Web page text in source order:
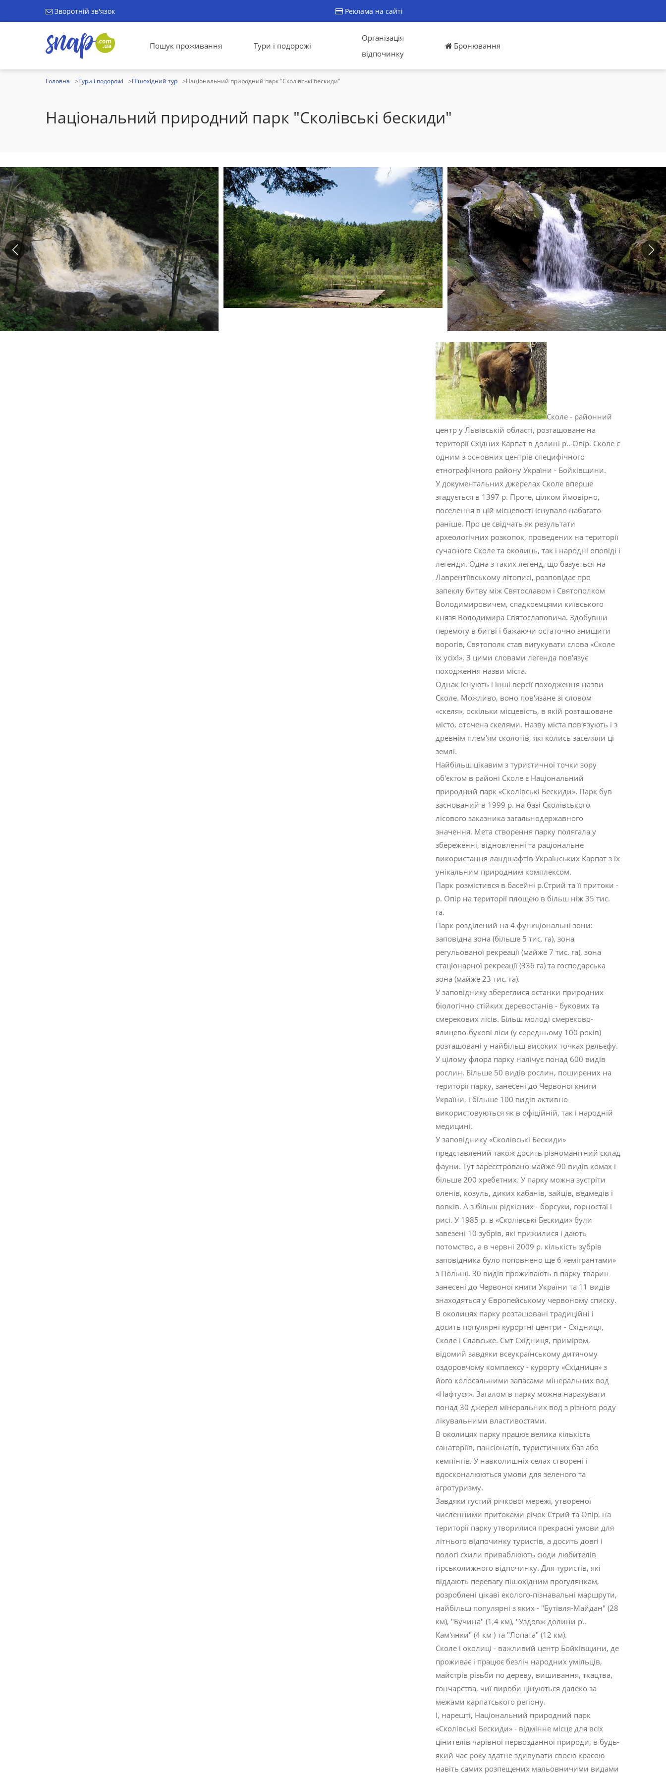
Зворотній зв'язок Реклама на сайті
Пошук проживання Тури і подорожі
Організація
відпочинку
Бронювання
Головна Тури і подорожі Пішохідний тур Національний природний парк "Сколівські бескиди"
Національний природний парк "Сколівські бескиди"
Сколе - районний
центр у Львівській області, розташоване на
території Східних Карпат в долині р.. Опір. Сколе є
одним з основних центрів специфічного
етнографічного району України - Бойківщини.
У документальних джерелах Сколе вперше
згадується в 1397 р. Проте, цілком ймовірно,
поселення в цій місцевості існувало набагато
раніше. Про це свідчать як результати
археологічних розкопок, проведених на території
сучасного Сколе та околиць, так і народні оповіді і
легенди. Одна з таких легенд, що базується на
Лаврентіївському літописі, розповідає про
запеклу битву між Святославом і Святополком
Володимировичем, спадкоємцями київського
князя Володимира Святославовича. Здобувши
перемогу в битві і бажаючи остаточно знищити
ворогів, Святополк став вигукувати слова «Сколе
їх усіх!». З цими словами легенда пов'язує
походження назви міста.
Однак існують і інші версії походження назви
Сколе. Можливо, воно пов'язане зі словом
«скеля», оскільки місцевість, в якій розташоване
місто, оточена скелями. Назву міста пов'язують і з
древнім плем'ям сколотів, які колись заселяли ці
землі.
Найбільш цікавим з туристичної точки зору
об'єктом в районі Сколе є Національний
природний парк «Сколівські Бескиди». Парк був
заснований в 1999 р. на базі Сколівського
лісового заказника загальнодержавного
значення. Мета створення парку полягала у
збереженні, відновленні та раціональне
використання ландшафтів Українських Карпат з їх
унікальним природним комплексом.
Парк розмістився в басейні р.Стрий та її притоки -
р. Опір на території площею в більш ніж 35 тис.
га.
Парк розділений на 4 функціональні зони:
заповідна зона (більше 5 тис. га), зона
регульованої рекреації (майже 7 тис. га), зона
стаціонарної рекреації (336 га) та господарська
зона (майже 23 тис. га).
У заповіднику збереглися останки природних
біологічно стійких деревостанів - букових та
смерекових лісів. Більш молоді смереково-
ялицево-букові ліси (у середньому 100 років)
розташовані у найбільш високих точках рельєфу.
У цілому флора парку налічує понад 600 видів
рослин. Більше 50 видів рослин, поширених на
території парку, занесені до Червоної книги
України, і більше 100 видів активно
використовуються як в офіційній, так і народній
медицині.
У заповіднику «Сколівські Бескиди»
представлений також досить різноманітний склад
фауни. Тут зареєстровано майже 90 видів комах і
більше 200 хребетних. У парку можна зустріти
оленів, козуль, диких кабанів, зайців, ведмедів і
вовків. А з більш рідкісних - борсуки, горностаї і
рисі. У 1985 р. в «Сколівські Бескиди» були
завезені 10 зубрів, які прижилися і дають
потомство, а в червні 2009 р. кількість зубрів
заповідника було поповнено ще 6 «емігрантами»
з Польщі. 30 видів проживають в парку тварин
занесені до Червоної книги України та 11 видів
знаходяться у Європейському червоному списку.
В околицях парку розташовані традиційні і
досить популярні курортні центри - Східниця,
Сколе і Славське. Смт Східниця, приміром,
відомий завдяки всеукраїнському дитячому
оздоровчому комплексу - курорту «Східниця» з
його колосальними запасами мінеральних вод
«Нафтуся». Загалом в парку можна нарахувати
понад 30 джерел мінеральних вод з різного роду
лікувальними властивостями.
В околицях парку працює велика кількість
санаторіїв, пансіонатів, туристичних баз або
кемпінгів. У навколишніх селах створені і
вдосконалюються умови для зеленого та
агротуризму.
Завдяки густий річкової мережі, утвореної
численними притоками річок Стрий та Опір, на
території парку утворилися прекрасні умови для
літнього відпочинку туристів, а досить довгі і
пологі схили приваблюють сюди любителів
гірськолижного відпочинку. Для туристів, які
віддають перевагу пішохідним прогулянкам,
розроблені цікаві еколого-пізнавальні маршрути,
найбільш популярні з яких - "Бутівля-Майдан" (28
км), "Бучина" (1,4 км), "Уздовж долини р..
Кам'янки" (4 км ) та "Лопата" (12 км).
Сколе і околиці - важливий центр Бойківщини, де
проживає і працює безліч народних умільців,
майстрів різьби по дереву, вишивання, ткацтва,
гончарства, чиї вироби цінуються далеко за
межами карпатського регіону.
І, нарешті, Національний природний парк
«Сколівські Бескиди» - відмінне місце для всіх
цінителів чарівної первозданної природи, в будь-
який час року здатне здивувати своєю красою
навіть самих розпещених мальовничими видами